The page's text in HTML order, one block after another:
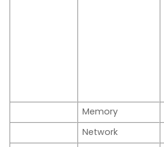
Memory
Network